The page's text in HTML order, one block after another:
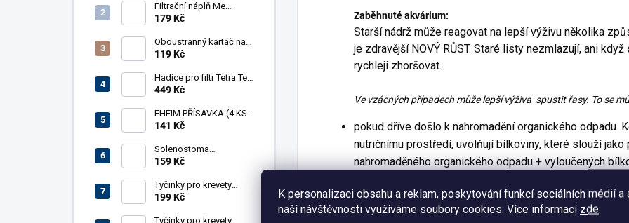
K personalizaci obsahu a reklam, poskytování funkcí sociálních médií a
naší návštěvnosti využíváme soubory cookies. Více informací zde.
Filtrační náplň Me
Crystal Clear Resin, 30 g
179 Kč
Oboustranný kartáč na
hadice AkvaX, 15/30
119 Kč
Hadice pro filtr Tetra Tec
EX 1200
449 Kč
EHEIM PŘÍSAVKA (4 KS)
PRO FILTR (7271100)
141 Kč
Solenostoma
tetragonum 'Pearl
159 Kč
Tyčinky pro krevety
GlasGarten 4in1,
199 Kč
Tyčinky pro krevety
Zaběhnuté akvárium:
Starší nádrž může reagovat na lepší výživu několika
je zdravější NOVÝ RŮST. Staré listy nezmlazují, ani
rychleji zhoršovat.
Ve vzácných případech může lepší výživa spustit řasy. To se
pokud dříve došlo k nahromadění organického odpadu.
nutričnímu prostředí, uvolňují bílkoviny, které slouží jako
nahromaděného organického odpadu + vyloučených
pokud se v důsledku čištění uvolňují čpící organické
látky přirozeně hromadí v substrátu a těžko přístupných